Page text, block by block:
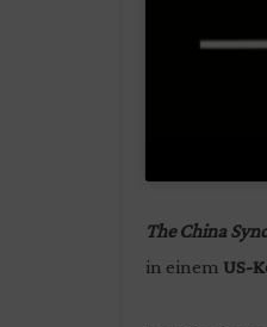
The China
in einem US-